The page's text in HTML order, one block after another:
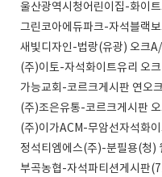
울산광역시청어린이집-화이
그린코아에듀파크-자석블랙
새빛디자인-법랑(유광) 오크
(주)이토-자석화이트유리 오
가능교회-코르크게시판 연오
(주)조은유통-코르크게시판
(주)이가ACM-무암선자석화
정석티엠에스(주)-분필용(청)
부곡농협-자석파티션게시판